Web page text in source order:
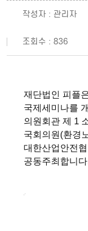
작성자 : 관리자
조회수 : 836
재단법인 피플
국제세미나를
의원회관 제 1
국회의원(환경
대한산업안전
공동주최합니